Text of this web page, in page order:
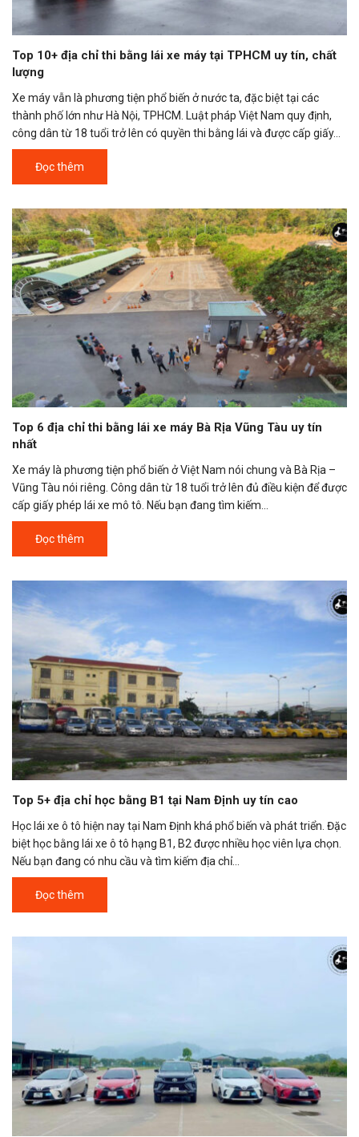
Top 10+ địa chỉ thi bằng lái xe máy tại TPHCM uy tín, chất
lượng
Xe máy vẫn là phương tiện phổ biến ở nước ta, đặc biệt tại các
thành phố lớn như Hà Nội, TPHCM. Luật pháp Việt Nam quy định,
công dân từ 18 tuổi trở lên có quyền thi bằng lái và được cấp giấy...
Đọc thêm
Top 6 địa chỉ thi bằng lái xe máy Bà Rịa Vũng Tàu uy tín
nhất
Xe máy là phương tiện phổ biến ở Việt Nam nói chung và Bà Rịa –
Vũng Tàu nói riêng. Công dân từ 18 tuổi trở lên đủ điều kiện để được
cấp giấy phép lái xe mô tô. Nếu bạn đang tìm kiếm...
Đọc thêm
Top 5+ địa chỉ học bằng B1 tại Nam Định uy tín cao
Học lái xe ô tô hiện nay tại Nam Định khá phổ biến và phát triển. Đặc
biệt học bằng lái xe ô tô hạng B1, B2 được nhiều học viên lựa chọn.
Nếu bạn đang có nhu cầu và tìm kiếm địa chỉ...
Đọc thêm